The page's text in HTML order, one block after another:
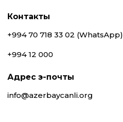
Контакты
+994 70 718 33 02 (WhatsApp)
+994 12 000
Адрес э-почты
info@azerbaycanli.org